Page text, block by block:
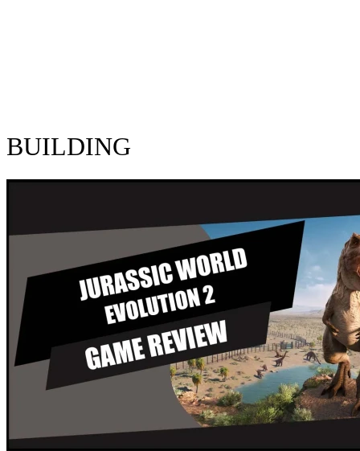
BUILDING